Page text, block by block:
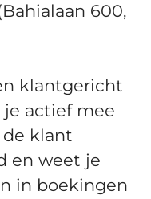
600,
klantgericht
je actief mee
de klant
en weet je
in boekingen